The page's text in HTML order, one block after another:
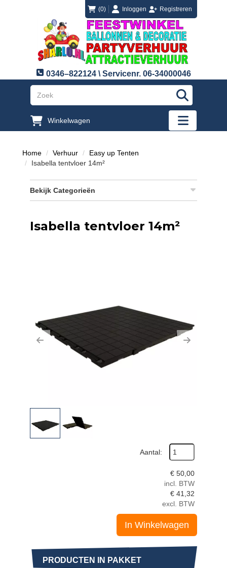
(0) loginInloggen
registreren Registreren
0346–822124 \ Servicenr. 06-34000046
"Zoeken
Winkelwagen
"Toggle
Home Verhuur
Easy up Tenten
Isabella tentvloer 14m²
Bekijk Categorieën
Isabella tentvloer 14m²
Previous Next
Aantal:
€ 50,00
incl. BTW
€ 41,32
excl. BTW
In Winkelwagen
PRODUCTEN IN PAKKET